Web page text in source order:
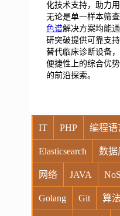
化技术支持，助力
无论是单一样本筛
色谱解决方案均能
研突破提供可靠支
替代临床诊断设备
便捷性上的综合优
的前沿探索。
IT PHP 编程语
Elasticsearch 数据
网络 JAVA
Golang Git 算法